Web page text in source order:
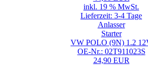
inkl. 19 % MwSt.
Lieferzeit: 3-4 Tage
Anlasser
Starter
VW POLO (9N) 1.2
OE-Nr.: 02T911023S
24,90 EUR